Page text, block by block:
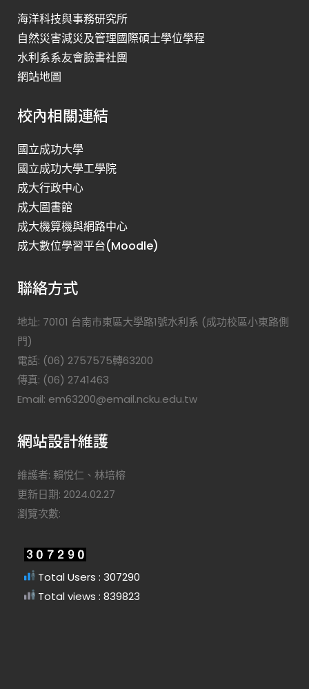
海洋科技與事務研究所
自然災害減災及管理國際碩士學位學程
水利系系友會臉書社團
網站地圖
校內相關連結
國立成功大學
國立成功大學工學院
成大行政中心
成大圖書館
成大機算機與網路中心
成大數位學習平台(Moodle)
聯絡方式
地址: 70101 台南市東區大學路1號水利系 (成功校區小東路側
門)
電話: (06) 2757575轉63200
傳真: (06) 2741463
Email: em63200@email.ncku.edu.tw
網站設計維護
維護者: 賴悅仁、林培榕
更新日期: 2024.02.27
瀏覽次數:
Total Users : 307290
Total views : 839823